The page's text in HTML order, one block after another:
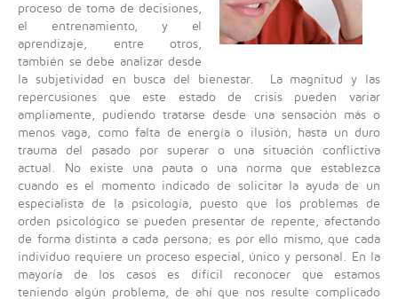
proceso de toma de decisiones,
el entrenamiento, y el
aprendizaje, entre otros,
también se debe analizar desde
la subjetividad en busca del bienestar. La magnitud y las
repercusiones que este estado de crisis pueden variar
ampliamente, pudiendo tratarse desde una sensación más o
menos vaga, como falta de energía o ilusión, hasta un duro
trauma del pasado por superar o una situación conflictiva
actual. No existe una pauta o una norma que establezca
cuando es el momento indicado de solicitar la ayuda de un
especialista de la psicología, puesto que los problemas de
orden psicológico se pueden presentar de repente, afectando
de forma distinta a cada persona; es por ello mismo, que cada
individuo requiere un proceso especial, único y personal. En la
mayoría de los casos es difícil reconocer que estamos
teniendo algún problema, de ahí que nos resulte complicado